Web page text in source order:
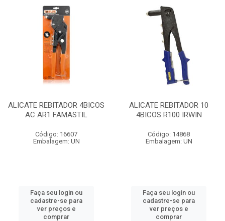
ALICATE REBITADOR 4BICOS
AC AR1 FAMASTIL
Código: 16607
Embalagem: UN
Faça seu login ou
cadastre-se para
ver preços e
comprar
ALICATE REBITADOR 10
4BICOS R100 IRWIN
Código: 14868
Embalagem: UN
Faça seu login ou
cadastre-se para
ver preços e
comprar